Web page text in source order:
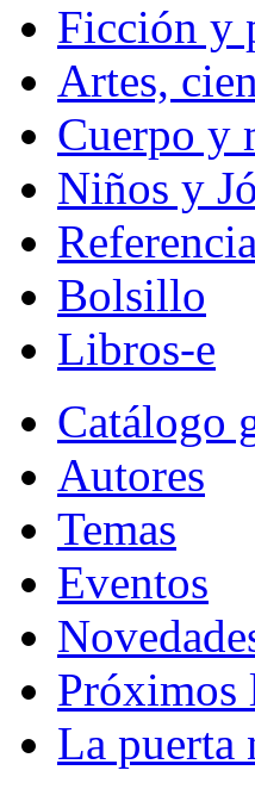
Ficción y
Artes,
Cuerpo y
Niños y
Referencia
Bolsillo
Libros-e
Catálogo
Autores
Temas
Eventos
Próximos
La puerta